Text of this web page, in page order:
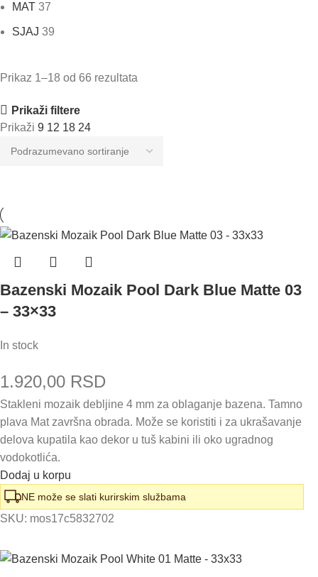
MAT 37
SJAJ 39
Prikaz 1–18 od 66 rezultata
Prikaži filtere
Prikaži 9 12 18 24
Bazenski Mozaik Pool Dark Blue Matte 03
– 33×33
In stock
1.920,00 RSD
Stakleni mozaik debljine 4 mm za oblaganje bazena. Tamno
plava Mat završna obrada. Može se koristiti i za ukrašavanje
delova kupatila kao dekor u tuš kabini ili oko ugradnog
vodokotlića.
Dodaj u korpu
NE može se slati kurirskim službama
SKU: mos17c5832702